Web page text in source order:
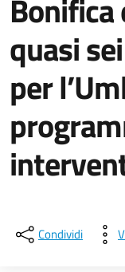
Bonifica
quasi
per
Condividi